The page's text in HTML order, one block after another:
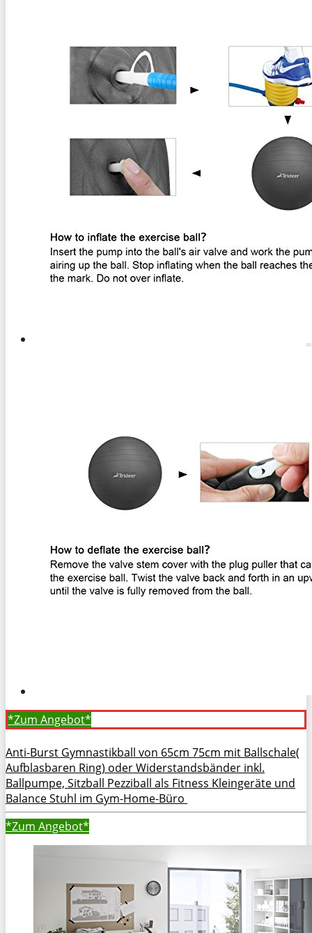
*Zum Angebot*
Anti-Burst Gymnastikball von 65cm 75cm mit Ballschale(
Aufblasbaren Ring) oder Widerstandsbänder inkl.
Ballpumpe, Sitzball Pezziball als Fitness Kleingeräte und
Balance Stuhl im Gym-Home-Büro
*Zum Angebot*